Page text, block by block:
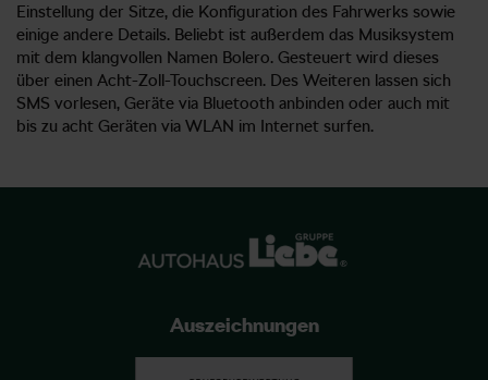
Einstellung der Sitze, die Konfiguration des Fahrwerks sowie
einige andere Details. Beliebt ist außerdem das Musiksystem
mit dem klangvollen Namen Bolero. Gesteuert wird dieses
über einen Acht-Zoll-Touchscreen. Des Weiteren lassen sich
SMS vorlesen, Geräte via Bluetooth anbinden oder auch mit
bis zu acht Geräten via WLAN im Internet surfen.
Auszeichnungen